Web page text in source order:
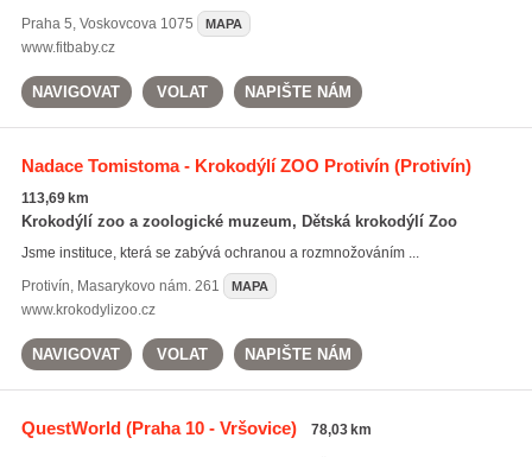
Praha 5, Voskovcova 1075 MAPA
www.fitbaby.cz
NAVIGOVAT VOLAT NAPIŠTE NÁM
Nadace Tomistoma - Krokodýlí ZOO Protivín(Protivín)
113,69 km
Krokodýlí zoo a zoologické muzeum, Dětská krokodýlí Zoo
Jsme instituce, která se zabývá ochranou a rozmnožováním ...
Protivín, Masarykovo nám. 261 MAPA
www.krokodylizoo.cz
NAVIGOVAT VOLAT NAPIŠTE NÁM
QuestWorld(Praha 10 - Vršovice) 78,03 km